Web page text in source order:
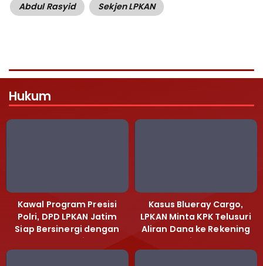
Abdul Rasyid
Sekjen LPKAN
Hukum
Kawal Program Presisi
Polri, DPD LPKAN Jatim
Siap Bersinergi dengan
Polda Jatim
Kasus Blueray Cargo,
LPKAN Minta KPK Telusuri
Aliran Dana ke Rekening
Heri Black